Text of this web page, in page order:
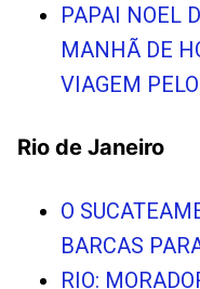
PAPAI NOEL
MANHÃ DE
VIAGEM
Rio de Janeiro
O
BARCAS
RIO: